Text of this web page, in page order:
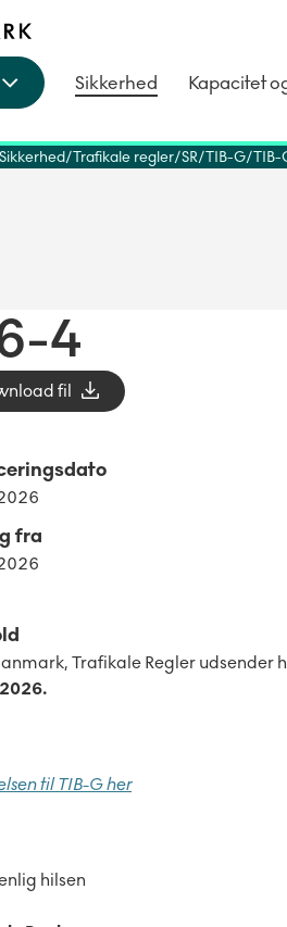
Sikkerhed Kapacitet
Sikkerhed Trafikale regler SR TIB-G TIB-
4
fil
fra
Trafikale Regler udsender
til TIB-G her
hilsen